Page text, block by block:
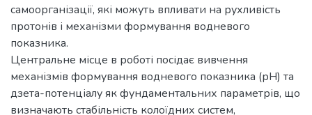
самоорганізації, які можуть впливати на рухливість
протонів і механізми формування водневого
показника.
Центральне місце в роботі посідає вивчення
механізмів формування водневого показника (рН) та
дзета-потенціалу як фундаментальних параметрів, що
визначають стабільність колоїдних систем,